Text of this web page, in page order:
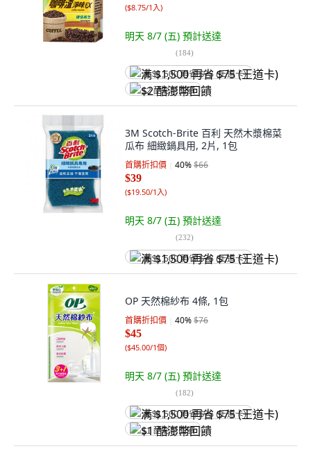
($8.75/1入)
明天 8/7 (五) 預計送達
(184)
满 $1,500 再省 $75 (王道卡)
$2 酷澎幣回饋
3M Scotch-Brite 百利 天然木漿棉菜
瓜布 細緻鍋具用, 2片, 1包
首購折扣價 40%$66
$39
($19.50/1入)
明天 8/7 (五) 預計送達
(232)
满 $1,500 再省 $75 (王道卡)
OP 天然棉紗布 4條, 1包
首購折扣價 40%$76
$45
($45.00/1個)
明天 8/7 (五) 預計送達
(182)
满 $1,500 再省 $75 (王道卡)
$1 酷澎幣回饋